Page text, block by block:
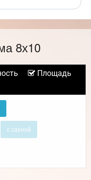
8х10
Площадь
с сауной